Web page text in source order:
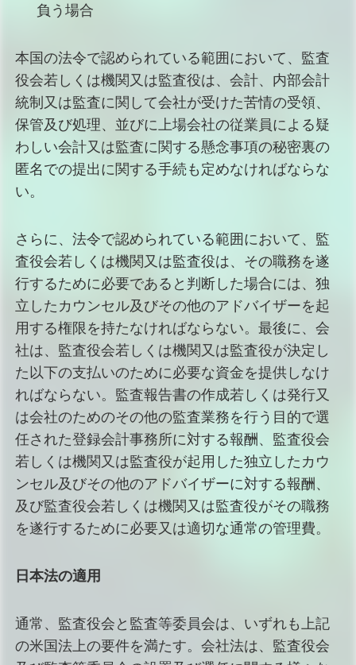
負う場合
本国の法令で認められている範囲において、監査
役会若しくは機関又は監査役は、会計、内部会計
統制又は監査に関して会社が受けた苦情の受領、
保管及び処理、並びに上場会社の従業員による疑
わしい会計又は監査に関する懸念事項の秘密裏の
匿名での提出に関する手続も定めなければならな
い。
さらに、法令で認められている範囲において、監
査役会若しくは機関又は監査役は、その職務を遂
行するために必要であると判断した場合には、独
立したカウンセル及びその他のアドバイザーを起
用する権限を持たなければならない。最後に、会
社は、監査役会若しくは機関又は監査役が決定し
た以下の支払いのために必要な資金を提供しなけ
ればならない。監査報告書の作成若しくは発行又
は会社のためのその他の監査業務を行う目的で選
任された登録会計事務所に対する報酬、監査役会
若しくは機関又は監査役が起用した独立したカウ
ンセル及びその他のアドバイザーに対する報酬、
及び監査役会若しくは機関又は監査役がその職務
を遂行するために必要又は適切な通常の管理費。
日本法の適用
通常、監査役会と監査等委員会は、いずれも上記
の米国法上の要件を満たす。会社法は、監査役会